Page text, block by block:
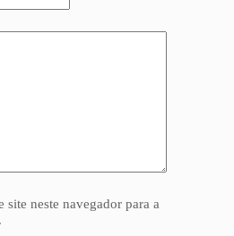
site neste navegador para a